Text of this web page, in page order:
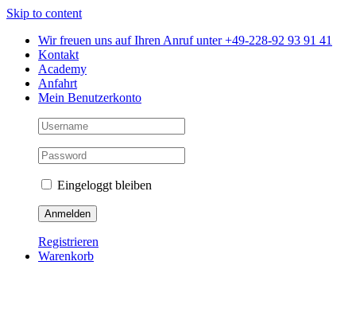
Skip to content
Wir freuen uns auf Ihren Anruf unter +49-228-92 93 91 41
Kontakt
Academy
Anfahrt
Mein Benutzerkonto
Eingeloggt bleiben
Registrieren
Warenkorb